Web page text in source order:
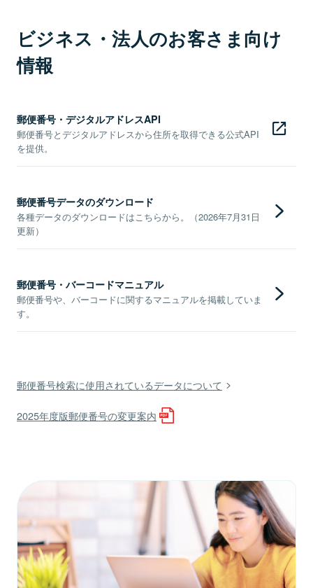
ビジネス・法人のお客さま向け
情報
郵便番号・デジタルアドレスAPI
郵便番号とデジタルアドレスから住所を取得できる公式API
を提供。
郵便番号データのダウンロード
各種データのダウンロードはこちらから。（2026年7月31日
更新）
郵便番号・バーコードマニュアル
郵便番号や、バーコードに関するマニュアルを掲載していま
す。
郵便番号検索に使用されているデータについて
2025年度版郵便番号の変更案内